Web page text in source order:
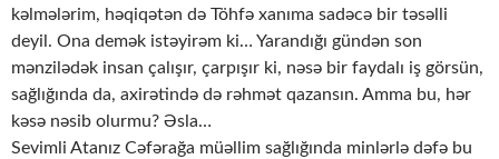
kəlmələrim, həqiqətən də Töhfə xanıma sadəcə bir təsəlli
deyil. Ona demək istəyirəm ki… Yarandığı gündən son
mənzilədək insan çalışır, çarpışır ki, nəsə bir faydalı iş görsün,
sağlığında da, axirətində də rəhmət qazansın. Amma bu, hər
kəsə nəsib olurmu? Əsla…
Sevimli Atanız Cəfərağa müəllim sağlığında minlərlə dəfə bu